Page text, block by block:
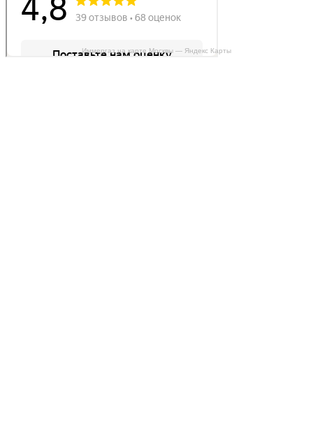
Иммергаз на карте Москвы — Яндекс Карты